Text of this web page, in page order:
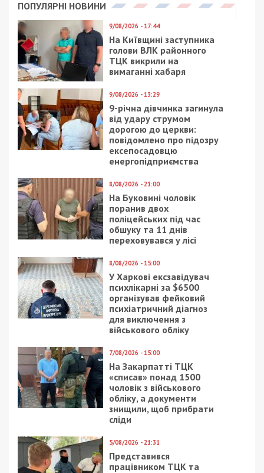
Предыдущая статья:
Для въезда в страны ЕС снова требуют
загранпаспорт
Следующая статья:
Россия завершает создание
наступательной группировки на востоке –
Генштаб
7/10/2024 - 15:01
керівницю
Хмельницького
обласного центру
МСЕК
28/07/2020 - 11:54
Днепра принесли
пивную бутылку
екатеринославских
времен
18/12/2020 - 9:50
выздоровевших
больше, чем
заболевших
7/08/2018 - 15:35
“Днепр-1” снайпер
пытался добить
выстрелом в спину